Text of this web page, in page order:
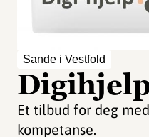
Sande i Vestfold
Et tilbud for deg
kompetanse.